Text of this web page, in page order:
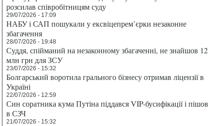
розсилав співробітницям суду
29/07/2026 - 17:09
НАБУ і САП пошукали у ексвіцепрем’єрки незаконне
збагачення
28/07/2026 - 19:48
Суддя, спійманий на незаконному збагаченні, не знайшов 12
млн грн для ЗСУ
23/07/2026 - 15:32
Болгарський воротила грального бізнесу отримав ліцензії в
Україні
22/07/2026 - 12:59
Син соратника кума Путіна піддався VIP-бусифікації і пішов
в СЗЧ
21/07/2026 - 15:32